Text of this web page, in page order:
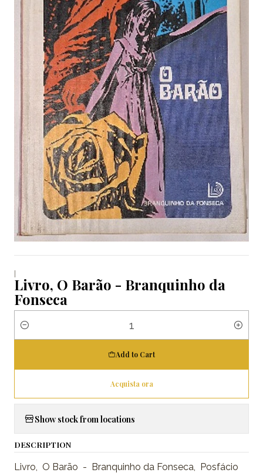
|
Livro, O Barão - Branquinho da
Fonseca
Quantity
Add to Cart
Acquista ora
Show stock from locations
DESCRIPTION
Livro, O Barão - Branquinho da Fonseca, Posfácio